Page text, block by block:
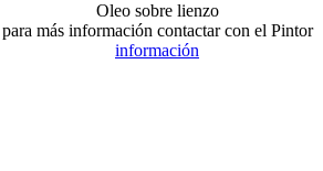
Oleo sobre lienzo
para más información contactar con el Pintor
información